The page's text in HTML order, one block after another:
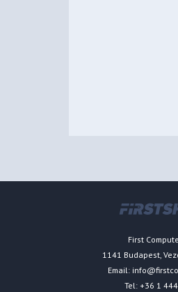
First
1141 Budapest,
Email:
Tel: +36 1